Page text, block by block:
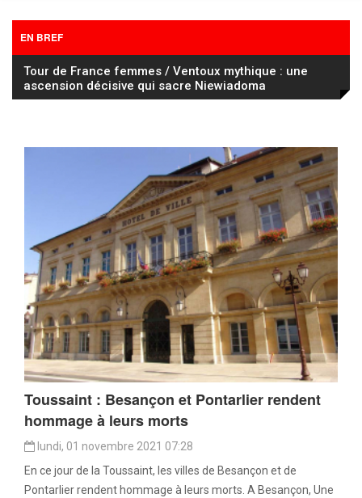
EN BREF
Tour de France femmes / Ventoux mythique : une
ascension décisive qui sacre Niewiadoma
Toussaint : Besançon et Pontarlier rendent
hommage à leurs morts
lundi, 01 novembre 2021 07:28
En ce jour de la Toussaint, les villes de Besançon et de
Pontarlier rendent hommage à leurs morts. A Besançon, Une